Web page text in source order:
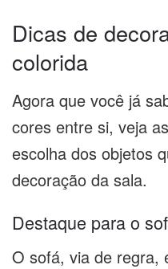
Dicas de
colorida
Agora que você já
cores entre si, veja
escolha dos objetos
decoração da sala.
Destaque para o
O sofá, via de regra,